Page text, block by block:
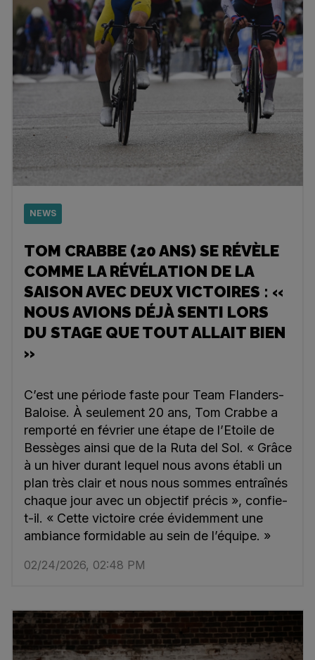
NEWS
TOM CRABBE (20 ANS) SE RÉVÈLE
COMME LA RÉVÉLATION DE LA
SAISON AVEC DEUX VICTOIRES : «
NOUS AVIONS DÉJÀ SENTI LORS
DU STAGE QUE TOUT ALLAIT BIEN
»
C’est une période faste pour Team Flanders-
Baloise. À seulement 20 ans, Tom Crabbe a
remporté en février une étape de l’Etoile de
Bessèges ainsi que de la Ruta del Sol. « Grâce
à un hiver durant lequel nous avons établi un
plan très clair et nous nous sommes entraînés
chaque jour avec un objectif précis », confie-
t-il. « Cette victoire crée évidemment une
ambiance formidable au sein de l’équipe. »
02/24/2026, 02:48 PM